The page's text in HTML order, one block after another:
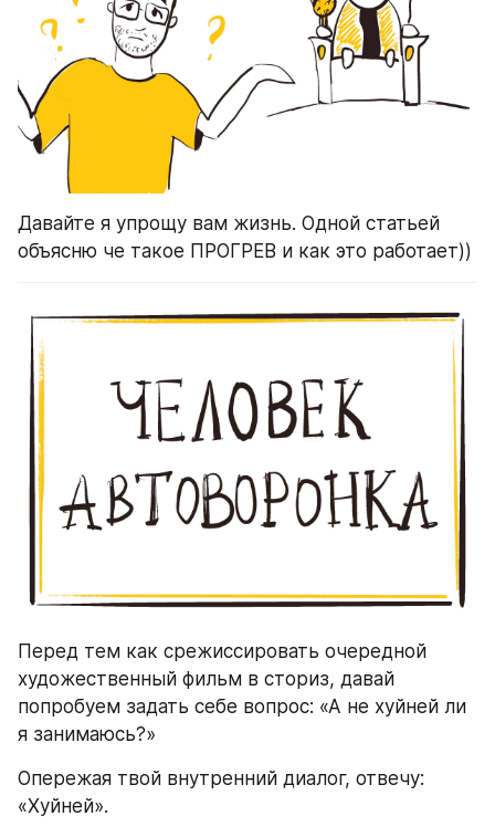
Давайте я упрощу вам жизнь. Одной статьей
объясню че такое ПРОГРЕВ и как это работает))
Перед тем как срежиссировать очередной
художественный фильм в сториз, давай
попробуем задать себе вопрос: «А не хуйней ли
я занимаюсь?»
Опережая твой внутренний диалог, отвечу:
«Хуйней».